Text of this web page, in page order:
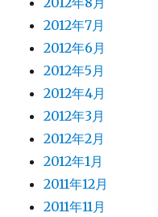
2012年7月
2012年6月
2012年5月
2012年4月
2012年3月
2012年2月
2012年1月
2011年12月
2011年11月